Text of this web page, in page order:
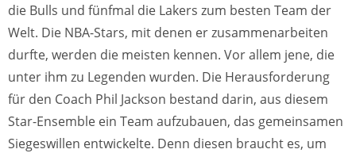
die Bulls und fünfmal die Lakers zum besten Team der
Welt. Die NBA-Stars, mit denen er zusammenarbeiten
durfte, werden die meisten kennen. Vor allem jene, die
unter ihm zu Legenden wurden. Die Herausforderung
für den Coach Phil Jackson bestand darin, aus diesem
Star-Ensemble ein Team aufzubauen, das gemeinsamen
Siegeswillen entwickelte. Denn diesen braucht es, um